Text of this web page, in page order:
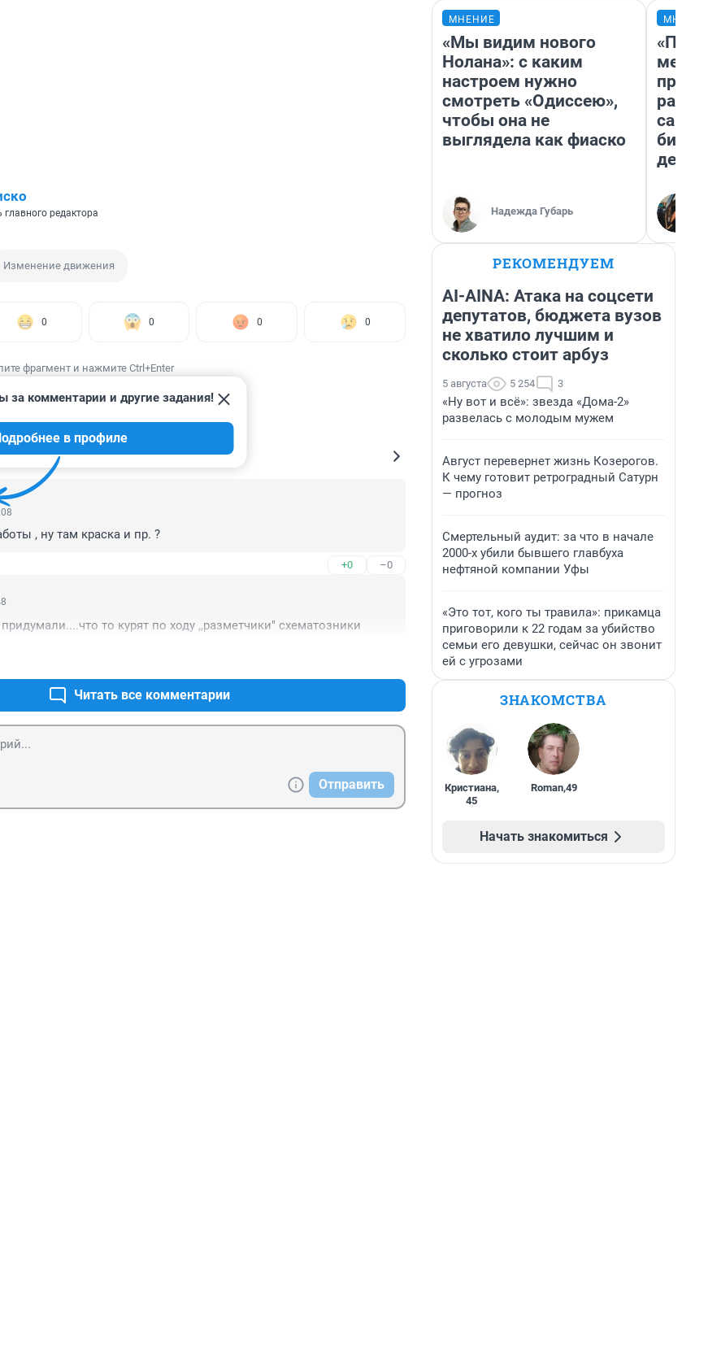
главного редактора
Изменение движения
0 0 0 0
фрагмент и нажмите Ctrl+Enter
38
за комментарии и другие задания!
в профиле
, ну там краска и пр. ?
+0 –0
то курят по ходу ,,разметчики" схематозники
Читать все комментарии
Отправить
МНЕНИЕ
«Мы видим нового
Нолана»: с каким
настроем нужно
смотреть «Одиссею»,
чтобы она не
выглядела как фиаско
Надежда Губарь
РЕКОМЕНДУЕМ
AI-AINA: Атака на соцсети
депутатов, бюджета вузов
не хватило лучшим и
сколько стоит арбуз
5 августа 5 254 3
«Ну вот и всё»: звезда «Дома-2»
развелась с молодым мужем
Август перевернет жизнь Козерогов.
К чему готовит ретроградный Сатурн
— прогноз
Смертельный аудит: за что в начале
2000-х убили бывшего главбуха
нефтяной компании Уфы
«Это тот, кого ты травила»: прикамца
приговорили к 22 годам за убийство
семьи его девушки, сейчас он звонит
ей с угрозами
ЗНАКОМСТВА
Кристиана,
45
Roman,49
Начать знакомиться